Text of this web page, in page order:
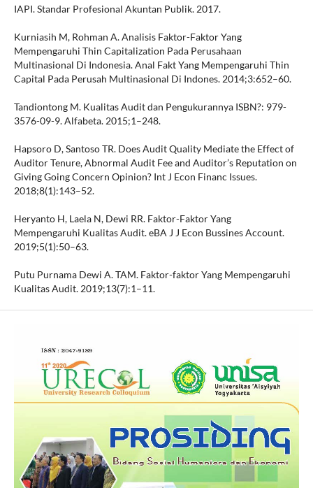
IAPI. Standar Profesional Akuntan Publik. 2017.
Kurniasih M, Rohman A. Analisis Faktor-Faktor Yang
Mempengaruhi Thin Capitalization Pada Perusahaan
Multinasional Di Indonesia. Anal Fakt Yang Mempengaruhi Thin
Capital Pada Perusah Multinasional Di Indones. 2014;3:652–60.
Tandiontong M. Kualitas Audit dan Pengukurannya ISBN?: 979-
3576-09-9. Alfabeta. 2015;1–248.
Hapsoro D, Santoso TR. Does Audit Quality Mediate the Effect of
Auditor Tenure, Abnormal Audit Fee and Auditor’s Reputation on
Giving Going Concern Opinion? Int J Econ Financ Issues.
2018;8(1):143–52.
Heryanto H, Laela N, Dewi RR. Faktor-Faktor Yang
Mempengaruhi Kualitas Audit. eBA J J Econ Bussines Account.
2019;5(1):50–63.
Putu Purnama Dewi A. TAM. Faktor-faktor Yang Mempengaruhi
Kualitas Audit. 2019;13(7):1–11.